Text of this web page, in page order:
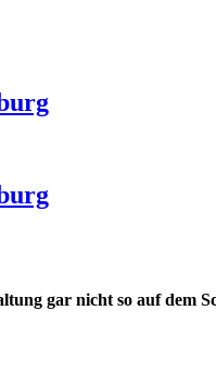
gar nicht so auf dem